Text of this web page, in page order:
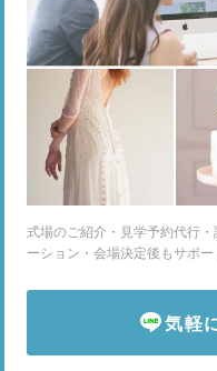
式場のご紹介・見学予約代行
ーション・会場決定後もサポー
気軽